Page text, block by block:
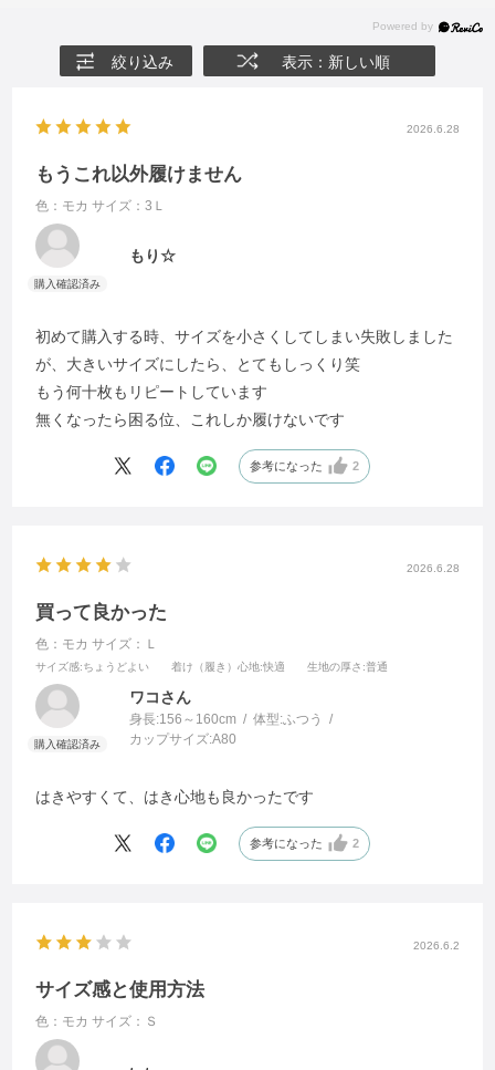
絞り込み 表示：新しい順
2026.6.28
もうこれ以外履けません
色：モカ サイズ：3Ｌ
もり☆
初めて購入する時、サイズを小さくしてしまい失敗しました
が、大きいサイズにしたら、とてもしっくり笑
もう何十枚もリピートしています
無くなったら困る位、これしか履けないです
参考になった 2
2026.6.28
買って良かった
色：モカ サイズ：Ｌ
サイズ感:ちょうどよい 着け（履き）心地:快適 生地の厚さ :普通
ワコさん
身長:156～160cm 体型:ふつう
カップサイズ:A80
はきやすくて、はき心地も良かったです
参考になった 2
2026.6.2
サイズ感と使用方法
色：モカ サイズ：Ｓ